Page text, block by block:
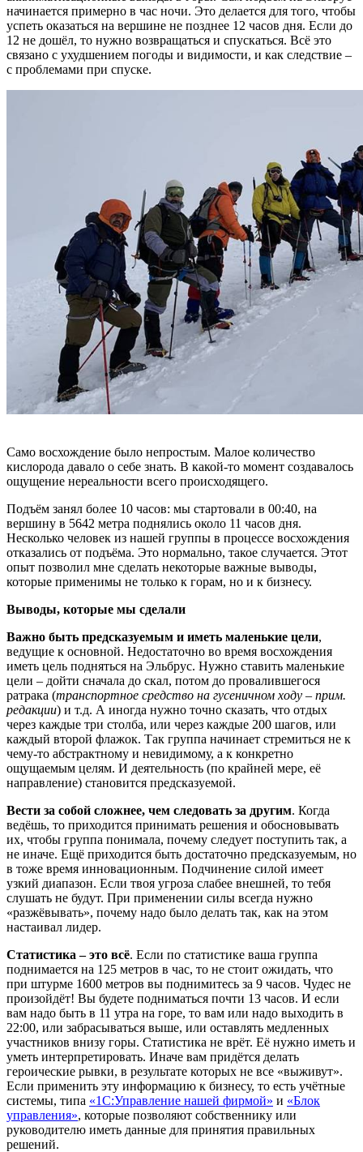
начинается примерно в час ночи. Это делается для того, чтобы
успеть оказаться на вершине не позднее 12 часов дня. Если до
12 не дошёл, то нужно возвращаться и спускаться. Всё это
связано с ухудшением погоды и видимости, и как следствие –
с проблемами при спуске.
Само восхождение было непростым. Малое количество
кислорода давало о себе знать. В какой-то момент создавалось
ощущение нереальности всего происходящего.
Подъём занял более 10 часов: мы стартовали в 00:40, на
вершину в 5642 метра поднялись около 11 часов дня.
Несколько человек из нашей группы в процессе восхождения
отказались от подъёма. Это нормально, такое случается. Этот
опыт позволил мне сделать некоторые важные выводы,
которые применимы не только к горам, но и к бизнесу.
Выводы, которые мы сделали
Важно быть предсказуемым и иметь маленькие цели,
ведущие к основной. Недостаточно во время восхождения
иметь цель подняться на Эльбрус. Нужно ставить маленькие
цели – дойти сначала до скал, потом до провалившегося
ратрака (транспортное средство на гусеничном ходу – прим.
редакции) и т.д. А иногда нужно точно сказать, что отдых
через каждые три столба, или через каждые 200 шагов, или
каждый второй флажок. Так группа начинает стремиться не к
чему-то абстрактному и невидимому, а к конкретно
ощущаемым целям. И деятельность (по крайней мере, её
направление) становится предсказуемой.
Вести за собой сложнее, чем следовать за другим. Когда
ведёшь, то приходится принимать решения и обосновывать
их, чтобы группа понимала, почему следует поступить так, а
не иначе. Ещё приходится быть достаточно предсказуемым, но
в тоже время инновационным. Подчинение силой имеет
узкий диапазон. Если твоя угроза слабее внешней, то тебя
слушать не будут. При применении силы всегда нужно
«разжёвывать», почему надо было делать так, как на этом
настаивал лидер.
Статистика – это всё. Если по статистике ваша группа
поднимается на 125 метров в час, то не стоит ожидать, что
при штурме 1600 метров вы поднимитесь за 9 часов. Чудес не
произойдёт! Вы будете подниматься почти 13 часов. И если
вам надо быть в 11 утра на горе, то вам или надо выходить в
22:00, или забрасываться выше, или оставлять медленных
участников внизу горы. Статистика не врёт. Её нужно иметь и
уметь интерпретировать. Иначе вам придётся делать
героические рывки, в результате которых не все «выживут».
Если применить эту информацию к бизнесу, то есть учётные
системы, типа «1С:Управление нашей фирмой» и «Блок
управления», которые позволяют собственнику или
руководителю иметь данные для принятия правильных
решений.